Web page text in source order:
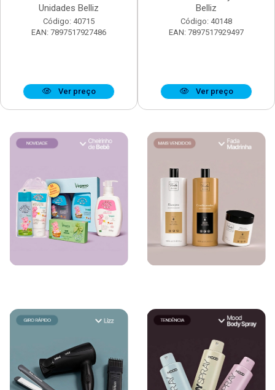
Unidades Belliz
Código: 40715
EAN: 7897517927486
Ver preço
Belliz
Código: 40148
EAN: 7897517929497
Ver preço